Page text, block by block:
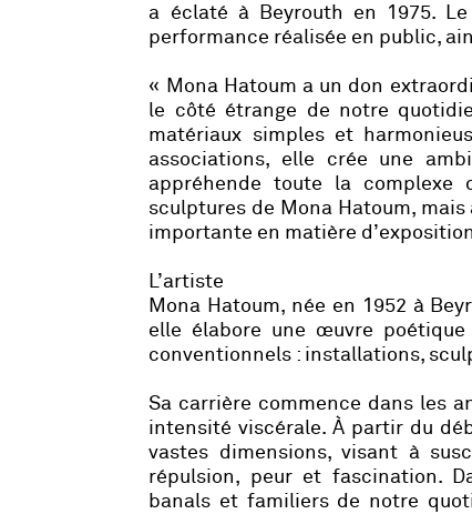
a éclaté à Beyrouth en 1975.
performance réalisée en public,
« Mona Hatoum a un don
le côté étrange de notre
matériaux simples et
associations, elle crée une
appréhende toute la complexe
sculptures de Mona Hatoum,
importante en matière
L’artiste
Mona Hatoum, née en 1952 à
elle élabore une œuvre
conventionnels : installations,
Sa carrière commence dans les
intensité viscérale. À partir du
vastes dimensions, visant à
répulsion, peur et fascination.
banals et familiers de notre